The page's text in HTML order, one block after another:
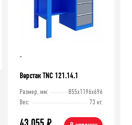
Стеллаж Профи-Т для шин 2500x1240x455 мм
-
Верстак TNC 121.14.1
Размер, мм:
855x1196x696
Вес:
73 кг.